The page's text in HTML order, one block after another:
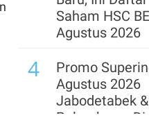
Ancaman
Meningkat
8
Laba Bersih
Naik 9,21% pada
Semester I 2026
Saham HSC
Agustus 2026
4
Promo
Agustus 2026
Jabodetabek &
Palembang,